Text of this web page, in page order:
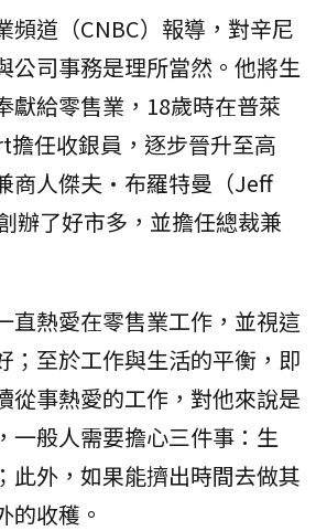
頻道（CNBC）報導，對辛尼
公司事務是理所當然。他將生
獻給零售業，18歲時在普萊
任收銀員，逐步晉升至高
商人傑夫·布羅特曼（Jeff
辦了好市多，並擔任總裁兼
直熱愛在零售業工作，並視這
；至於工作與生活的平衡，即
從事熱愛的工作，對他來說是
一般人需要擔心三件事：生
此外，如果能擠出時間去做其
的收穫。